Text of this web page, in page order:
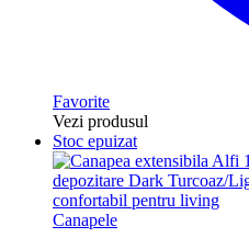
Favorite
Vezi produsul
Stoc epuizat
Canapele